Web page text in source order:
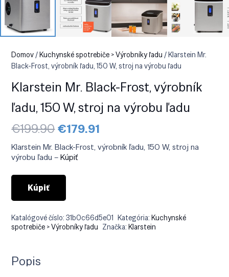
Domov/Kuchynské spotrebiče > Výrobníky ľadu / Klarstein Mr.
Black-Frost, výrobník ľadu, 150 W, stroj na výrobu ľadu
Klarstein Mr. Black-Frost, výrobník
ľadu, 150 W, stroj na výrobu ľadu
€199.90Pôvodná
cena
bola:
€199.90.
€179.91
je:
Klarstein Mr. Black-Frost, výrobník ľadu, 150 W, stroj na
výrobu ľadu –Kúpiť
Kúpiť
Katalógové číslo:31b0c66d5e01 Kategória:Kuchynské
spotrebiče > Výrobníky ľadu Značka:Klarstein
Popis